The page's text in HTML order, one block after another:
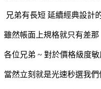
兄弟有長短 延續經典設計
雖然帳面上規格就只有差
各位兄弟 ~ 對於價格級度
當然立刻就是光速秒選我們